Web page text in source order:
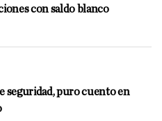
con saldo blanco
seguridad, puro cuento en